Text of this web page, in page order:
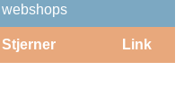
Stjerner Link